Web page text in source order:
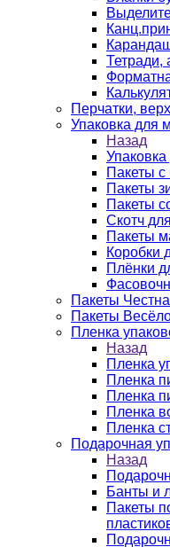
Тетради,
Перчатки,
Упаковка для
Назад
Пакеты с
Пакеты
Пакеты
Скотч
Пакеты
Коробки
Плёнки
Пакеты
Пакеты
Пленка
Назад
Пленка
Пленка
Пленка
Пленка
Пленка
Подарочная
Назад
Банты и
Пакеты